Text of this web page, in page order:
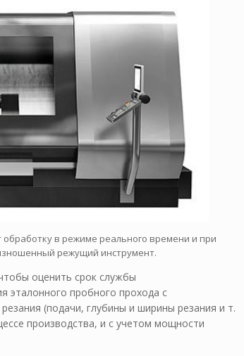
обработку в режиме реального времени и при
режущий инструмент.
оценить срок службы
эталонного пробного прохода с
(подачи, глубины и ширины резания и т.
производства, и с учетом мощности